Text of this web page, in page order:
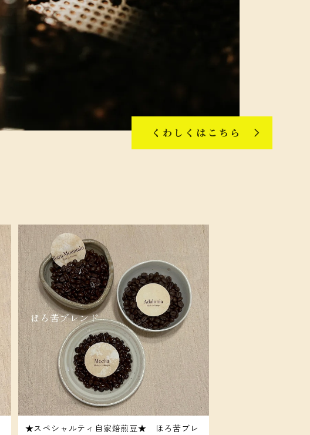
くわしくはこちら
★スペシャルティ自家焙煎豆★ ほろ苦ブレ